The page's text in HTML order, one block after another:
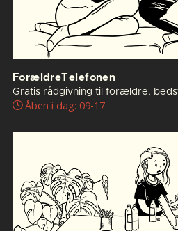
ForældreTelefonen
Gratis rådgivning til forældre,
Åben i dag: 09-17